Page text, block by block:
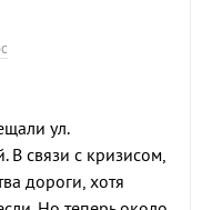
ул.
В связи с кризисом,
дороги, хотя